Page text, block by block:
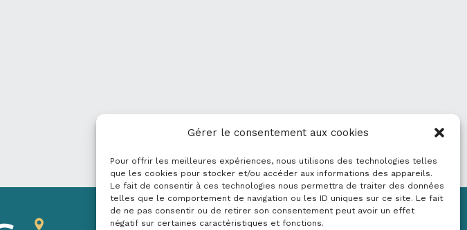
Gérer le consentement aux cookies
Pour offrir les meilleures expériences, nous utilisons des technologies telles
que les cookies pour stocker et/ou accéder aux informations des appareils.
Le fait de consentir à ces technologies nous permettra de traiter des données
telles que le comportement de navigation ou les ID uniques sur ce site. Le fait
de ne pas consentir ou de retirer son consentement peut avoir un effet
négatif sur certaines caractéristiques et fonctions.
Mentions légales